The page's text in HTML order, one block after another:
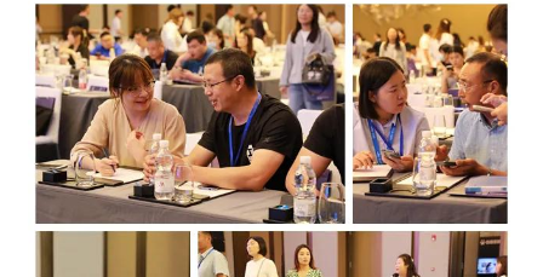
获取方案
贵公司的公司名称是？
贵公司的网址是？